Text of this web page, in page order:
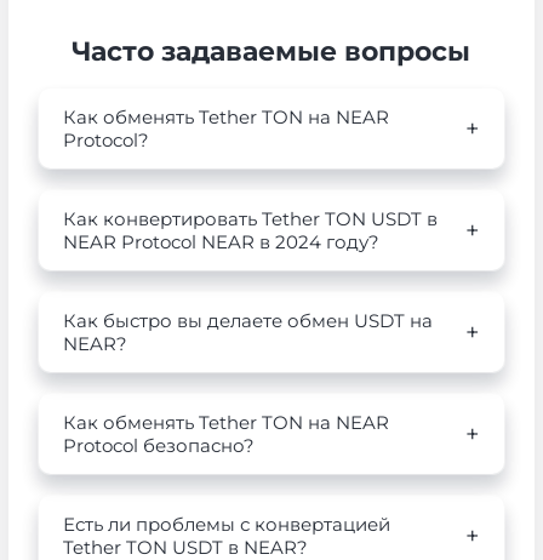
Часто задаваемые вопросы
Как обменять Tether TON на NEAR
Protocol?
Как конвертировать Tether TON USDT в
NEAR Protocol NEAR в 2024 году?
Как быстро вы делаете обмен USDT на
NEAR?
Как обменять Tether TON на NEAR
Protocol безопасно?
Есть ли проблемы с конвертацией
Tether TON USDT в NEAR?